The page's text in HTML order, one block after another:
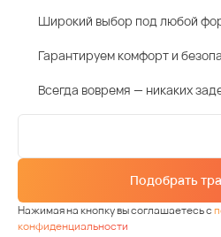
Широкий выбор под любой
Гарантируем комфорт и
Всегда вовремя — никаких
Подобрать
Нажимая на кнопку вы соглашаетесь с
конфиденциальности